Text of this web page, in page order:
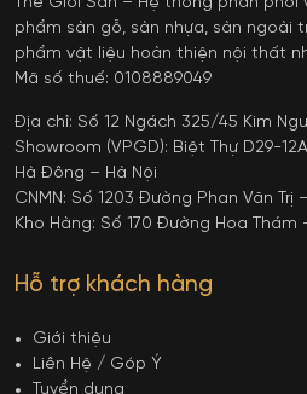
phẩm sàn gỗ, sàn nhựa, sàn ngoài
phẩm vật liệu hoàn thiện nội thất
Mã số thuế: 0108889049
Địa chỉ: Số 12 Ngách 325/45 Kim
Showroom (VPGD): Biệt Thự D29-
Hà Đông – Hà Nội
CNMN: Số 1203 Đường Phan Văn Trị
Kho Hàng: Số 170 Đường Hoa Thám
Hỗ trợ khách hàng
Giới thiệu
Liên Hệ / Góp Ý
Tuyển dụng